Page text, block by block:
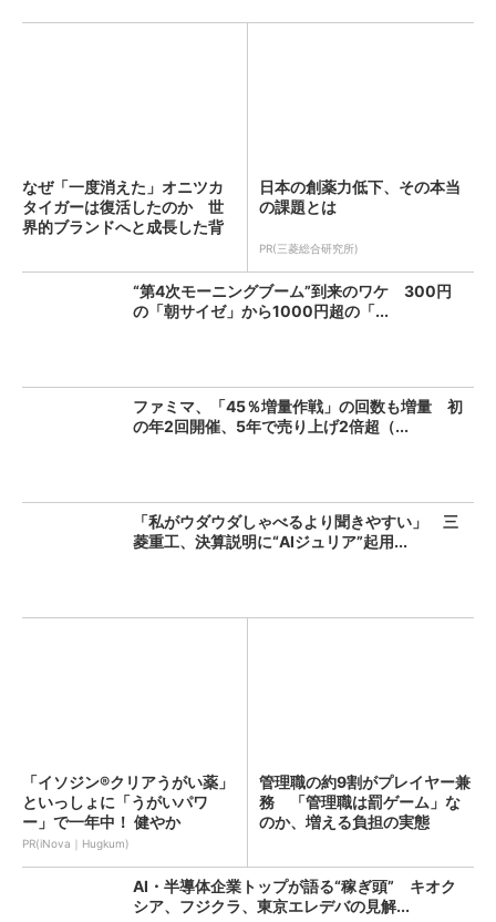
なぜ「一度消えた」オニツカ
タイガーは復活したのか 世
界的ブランドへと成長した背
日本の創薬力低下、その本当
の課題とは
PR(三菱総合研究所)
“第4次モーニングブーム”到来のワケ 300円
の「朝サイゼ」から1000円超の「...
ファミマ、「45％増量作戦」の回数も増量 初
の年2回開催、5年で売り上げ2倍超（...
「私がウダウダしゃべるより聞きやすい」 三
菱重工、決算説明に“AIジュリア”起用...
「イソジン®クリアうがい薬」
といっしょに「うがいパワ
ー」で一年中！ 健やか
PR(iNova｜Hugkum)
管理職の約9割がプレイヤー兼
務 「管理職は罰ゲーム」な
のか、増える負担の実態
AI・半導体企業トップが語る“稼ぎ頭” キオク
シア、フジクラ、東京エレデバの見解...